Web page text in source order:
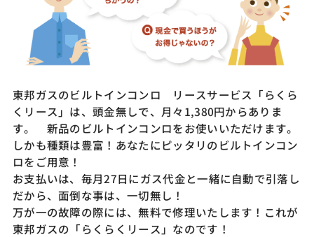
東邦ガスのビルトインコンロ リースサービス「らくら
くリース」は、頭金無しで、月々1,380円からありま
す。 新品のビルトインコンロをお使いいただけます。
しかも種類は豊富！あなたにピッタリのビルトインコン
ロをご用意！
お支払いは、毎月27日にガス代金と一緒に自動で引落し
だから、面倒な事は、一切無し！
万が一の故障の際には、無料で修理いたします！これが
東邦ガスの「らくらくリース」なのです！